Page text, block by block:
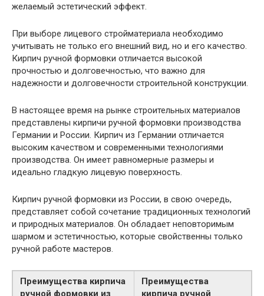
желаемый эстетический эффект.
При выборе лицевого стройматериала необходимо
учитывать не только его внешний вид, но и его качество.
Кирпич ручной формовки отличается высокой
прочностью и долговечностью, что важно для
надежности и долговечности строительной конструкции.
В настоящее время на рынке строительных материалов
представлены кирпичи ручной формовки производства
Германии и России. Кирпич из Германии отличается
высоким качеством и современными технологиями
производства. Он имеет равномерные размеры и
идеально гладкую лицевую поверхность.
Кирпич ручной формовки из России, в свою очередь,
представляет собой сочетание традиционных технологий
и природных материалов. Он обладает неповторимым
шармом и эстетичностью, которые свойственны только
ручной работе мастеров.
Преимущества кирпича
ручной формовки из
Преимущества
кирпича ручной